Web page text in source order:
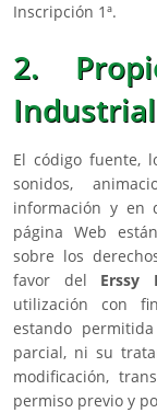
Inscripción 1ª.
2.
El código fuente,
sonidos,
información y en
página Web
sobre los
favor del Erssy
utilización con
estando
parcial, ni su
modificación,
permiso previo y